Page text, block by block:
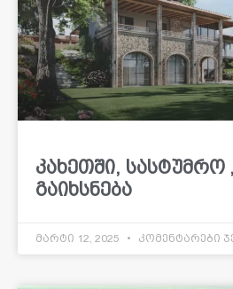
კახეთში, სასტუმრო
გაიხსნება
მარტი 12, 2025 კომენტარები